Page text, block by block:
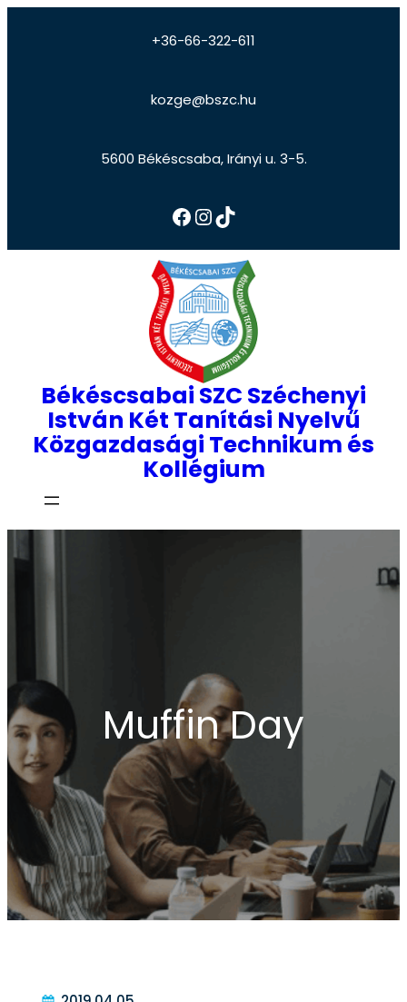
+36-66-322-611
kozge@bszc.hu
5600 Békéscsaba, Irányi u. 3-5.
Békéscsabai SZC Széchenyi
István Két Tanítási Nyelvű
Közgazdasági Technikum és
Kollégium
Muffin Day